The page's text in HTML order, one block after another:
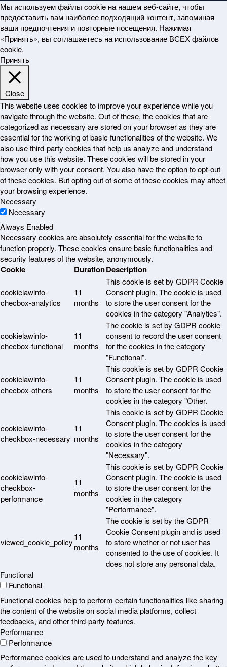
Мы используем файлы cookie на нашем веб-сайте, чтобы
предоставить вам наиболее подходящий контент, запоминая
ваши предпочтения и повторные посещения. Нажимая
«Принять», вы соглашаетесь на использование ВСЕХ файлов
cookie.
Принять
Close
This website uses cookies to improve your experience while you
navigate through the website. Out of these, the cookies that are
categorized as necessary are stored on your browser as they are
essential for the working of basic functionalities of the website. We
also use third-party cookies that help us analyze and understand
how you use this website. These cookies will be stored in your
browser only with your consent. You also have the option to opt-out
of these cookies. But opting out of some of these cookies may affect
your browsing experience.
Necessary
Necessary
Always Enabled
Necessary cookies are absolutely essential for the website to
function properly. These cookies ensure basic functionalities and
security features of the website, anonymously.
Cookie DurationDescription
cookielawinfo-
checbox-analytics
11
months
This cookie is set by GDPR Cookie
Consent plugin. The cookie is used
to store the user consent for the
cookies in the category "Analytics".
cookielawinfo-
checbox-functional
11
months
The cookie is set by GDPR cookie
consent to record the user consent
for the cookies in the category
"Functional".
cookielawinfo-
checbox-others
11
months
This cookie is set by GDPR Cookie
Consent plugin. The cookie is used
to store the user consent for the
cookies in the category "Other.
cookielawinfo-
checkbox-necessary
11
months
This cookie is set by GDPR Cookie
Consent plugin. The cookies is used
to store the user consent for the
cookies in the category
"Necessary".
cookielawinfo-
checkbox-
performance
11
months
This cookie is set by GDPR Cookie
Consent plugin. The cookie is used
to store the user consent for the
cookies in the category
"Performance".
viewed_cookie_policy
11
months
The cookie is set by the GDPR
Cookie Consent plugin and is used
to store whether or not user has
consented to the use of cookies. It
does not store any personal data.
Functional
Functional
Functional cookies help to perform certain functionalities like sharing
the content of the website on social media platforms, collect
feedbacks, and other third-party features.
Performance
Performance
Performance cookies are used to understand and analyze the key